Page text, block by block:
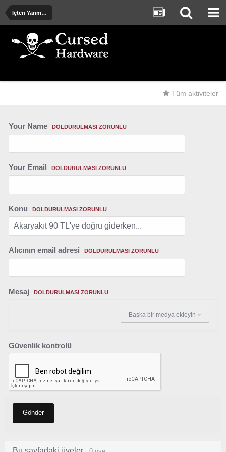
İçten Yanmalı ve Elektrik Motorlu Araçlar
Tüm aktiviteler
Your Name DOLDURULMASI ZORUNLU
Your Email DOLDURULMASI ZORUNLU
Konu DOLDURULMASI ZORUNLU
Alıcının email adresi DOLDURULMASI ZORUNLU
Mesaj DOLDURULMASI ZORUNLU
Başka bir medya ekleyin
Güvenlik kontrolü
Gönder